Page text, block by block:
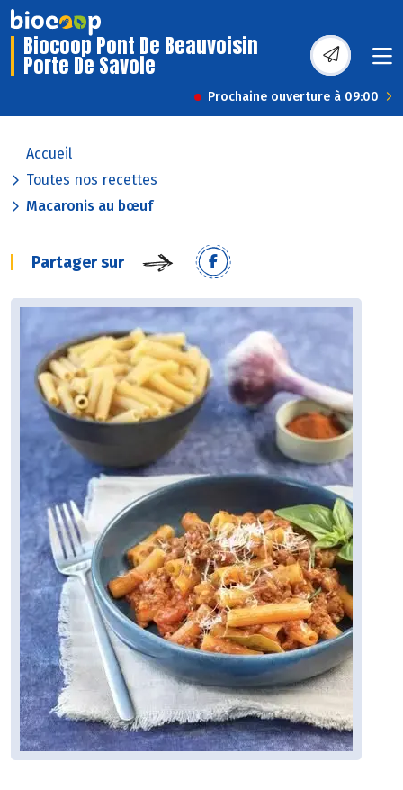
Biocoop Pont De Beauvoisin
Porte De Savoie
Prochaine ouverture à 09:00
Accueil
Toutes nos recettes
Macaronis au bœuf
Partager sur